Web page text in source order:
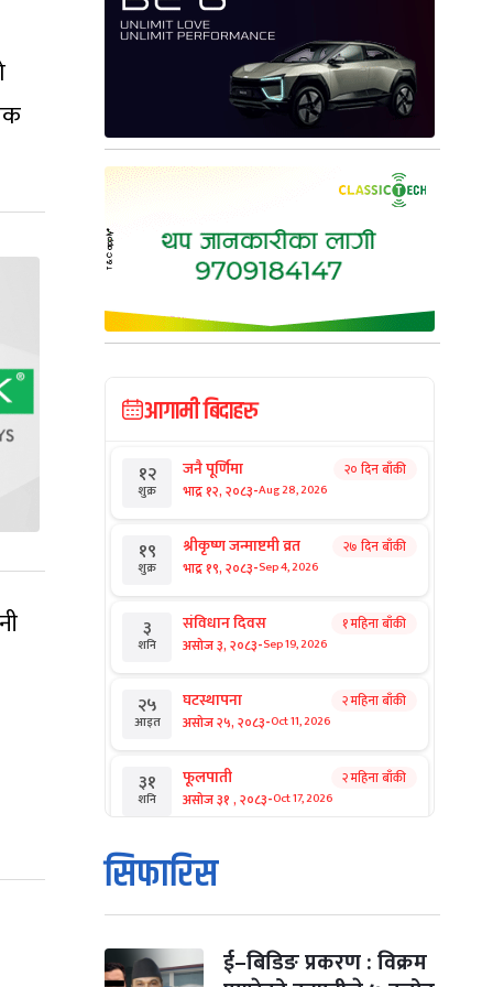
आगामी बिदाहरु
१२
शुक्र
जनै पूर्णिमा
भाद्र १२, २०८३-Aug 28, 2026
२० दिन बाँकी
१९
शुक्र
श्रीकृष्ण जन्माष्टमी व्रत
भाद्र १९, २०८३-Sep 4, 2026
२७ दिन बाँकी
३
शनि
संविधान दिवस
असोज ३, २०८३-Sep 19, 2026
१ महिना बाँकी
२५
आइत
घटस्थापना
असोज २५, २०८३-Oct 11, 2026
२ महिना बाँकी
३१
शनि
फूलपाती
असोज ३१ , २०८३-Oct 17, 2026
२ महिना बाँकी
१
आइत
कार्तिक सङ्क्रान्ति
कार्तिक १, २०८३
मंगल कार्तिक ३, २०८३-Oct 20, 2026
सिफारिस
ई–बिडिङ प्रकरण : विक्रम